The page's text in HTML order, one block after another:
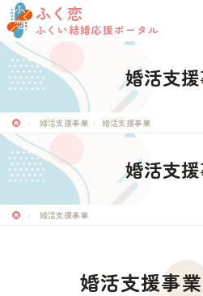
ふく恋
ふくい結婚応援ポータル
ふく恋
ふくい結婚応援ポータル
トップページ
マッチングシステム
婚活支
婚活支援事業 婚活支援事業
婚活支
婚活支援事業
婚活支援事業